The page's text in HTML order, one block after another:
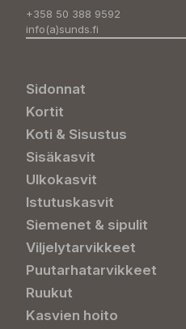
+358 50 388 9592
info(a)sunds.fi
Sidonnat
Kortit
Koti & Sisustus
Sisäkasvit
Ulkokasvit
Istutuskasvit
Siemenet & sipulit
Viljelytarvikkeet
Puutarhatarvikkeet
Ruukut
Kasvien hoito